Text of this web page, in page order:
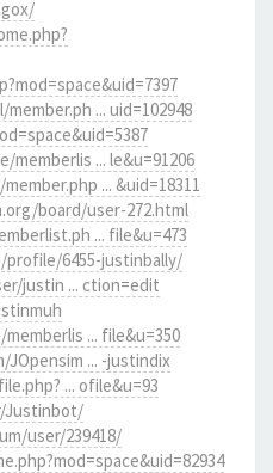
... uid=102948
... le&u=91206
... &uid=18311
board/user-272.html
... file&u=473
6455-justinbally/
justin ... ction=edit
... file&u=350
... -justindix
... ofile&u=93
Justinbot/
user/239418/